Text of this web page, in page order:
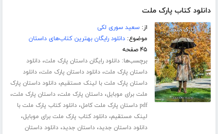
دانلود کتاب پارک ملت
از:سعید سوری لکی
موضوع:دانلود رایگان بهترین کتاب‌های داستان
۴۵ صفحه
برچسب‌ها:دانلود رایگان داستان پارک ملت،دانلود
داستان پارک ملت،دانلود داستان پارک ملت،دانلود
داستان پارک ملت با لینک مستقیم،دانلود داستان پارک
ملت برای موبایل،داستان پارک ملت،داستان پارک ملت،
pdf داستان پارک ملت کامل ،دانلود کتاب پارک ملت با
لینک مستقیم،دانلود کتاب پارک ملت برای موبایل،
دانلود داستان جدید،داستان جدید،دانلود داستان